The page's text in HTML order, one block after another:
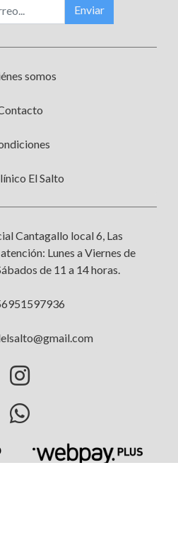
Enviar
somos
El Salto
Cantagallo local 6, Las
Lunes a Viernes de
de 11 a 14 horas.